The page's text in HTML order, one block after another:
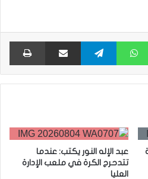
واتساب تيلقرام مشاركة عبر البريد
عبد الإله النور يكتب: عندما
تتدحرج الكرة في ملعب الإدارة
العليا